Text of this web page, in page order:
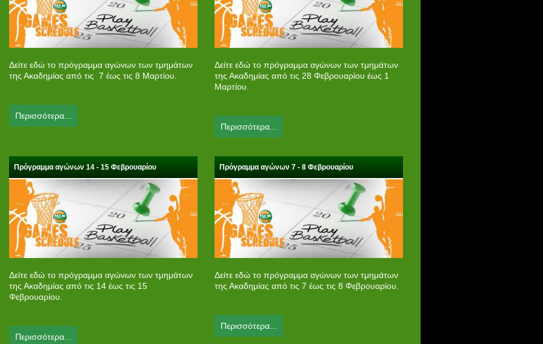
Δείτε εδώ το πρόγραμμα αγώνων των τμημάτων
της Ακαδημίας από τις 7 έως τις 8 Μαρτίου.
Περισσότερα...
Δείτε εδώ το πρόγραμμα αγώνων των τμημάτων
της Ακαδημίας από τις 28 Φεβρουαρίου έως 1
Μαρτίου.
Περισσότερα...
Πρόγραμμα αγώνων 14 - 15 Φεβρουαρίου
Δείτε εδώ το πρόγραμμα αγώνων των τμημάτων
της Ακαδημίας από τις 14 έως τις 15
Φεβρουαρίου.
Περισσότερα...
Πρόγραμμα αγώνων 7 - 8 Φεβρουαρίου
Δείτε εδώ το πρόγραμμα αγώνων των τμημάτων
της Ακαδημίας από τις 7 έως τις 8 Φεβρουαρίου.
Περισσότερα...